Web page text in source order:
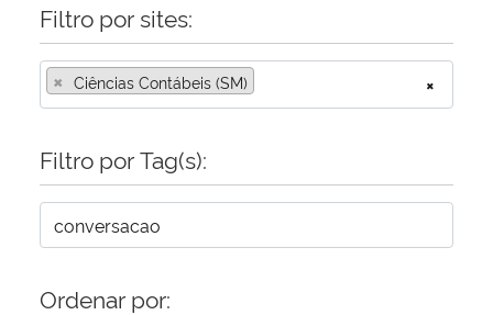
Controladoria-Geral da União
Ministério da Mulher, da Família e dos Direitos Humanos
Secretaria-Geral
Filtro por sites:
×
× Ciências Contábeis (SM)
Filtro por Tag(s):
Ordenar por: